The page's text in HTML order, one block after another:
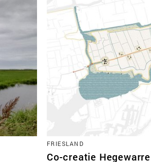
FRIESLAND
Co-creatie